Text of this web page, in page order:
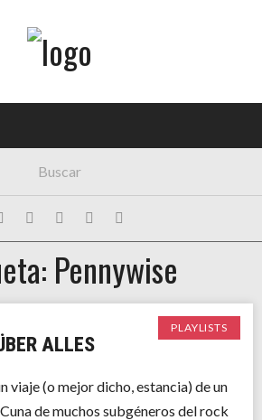
Pennywise
PLAYLISTS
ALLES
viaje (o mejor dicho, estancia) de un
de muchos subgéneros del rock